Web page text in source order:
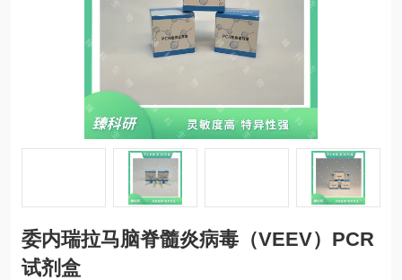
委内瑞拉马脑脊髓炎病毒（VEEV）PCR
试剂盒